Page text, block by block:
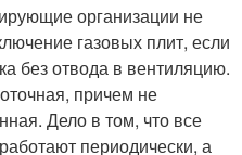
организации не
газовых плит, если
без отвода в вентиляцию.
причем не
Дело в том, что все
периодически, а